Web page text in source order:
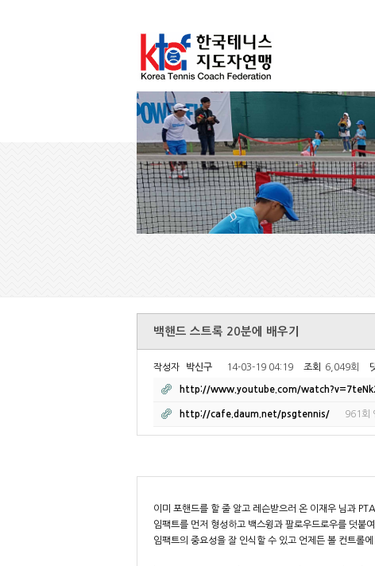
백핸드 스트록 20분에 배우기
작성자 박신구 14-03-19 04:19 조회 6,049회
http://www.youtube.com/
http://cafe.daum.net/psgtennis/ 961회
이미 포핸드를 할 줄 알고 레슨받으러 온 이재우 님과
임팩트를 먼저 형성하고 백스윙과 팔로우드로우를 덧붙
임팩트의 중요성을 잘 인식할 수 있고 언제든 볼 컨트롤